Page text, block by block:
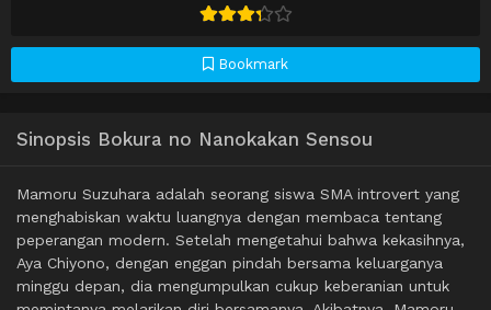
Bookmark
Sinopsis Bokura no Nanokakan Sensou
Mamoru Suzuhara adalah seorang siswa SMA introvert yang
menghabiskan waktu luangnya dengan membaca tentang
peperangan modern. Setelah mengetahui bahwa kekasihnya,
Aya Chiyono, dengan enggan pindah bersama keluarganya
minggu depan, dia mengumpulkan cukup keberanian untuk